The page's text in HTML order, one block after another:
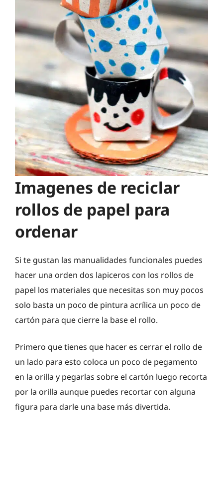
Imagenes de reciclar
rollos de papel para
ordenar
Si te gustan las manualidades funcionales puedes
hacer una orden dos lapiceros con los rollos de
papel los materiales que necesitas son muy pocos
solo basta un poco de pintura acrílica un poco de
cartón para que cierre la base el rollo.
Primero que tienes que hacer es cerrar el rollo de
un lado para esto coloca un poco de pegamento
en la orilla y pegarlas sobre el cartón luego recorta
por la orilla aunque puedes recortar con alguna
figura para darle una base más divertida.